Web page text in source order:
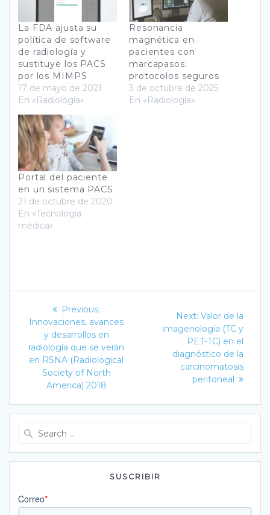
La FDA ajusta su
política de software
de radiología y
sustituye los PACS
por los MIMPS
17 de mayo de 2021
En «Radiología»
Resonancia
magnética en
pacientes con
marcapasos:
protocolos seguros
3 de octubre de 2025
En «Radiología»
Portal del paciente
en un sistema PACS
21 de octubre de 2020
En «Tecnología
médica»
Navegación
de
entradas
Previous:
post:
Innovaciones, avances
y desarrollos en
radiología que se verán
en RSNA (Radiological
Society of North
America) 2018
Next: Next
post:
Valor de la
imagenología (TC y
PET-TC) en el
diagnóstico de la
carcinomatosis
peritoneal
SUSCRIBIR